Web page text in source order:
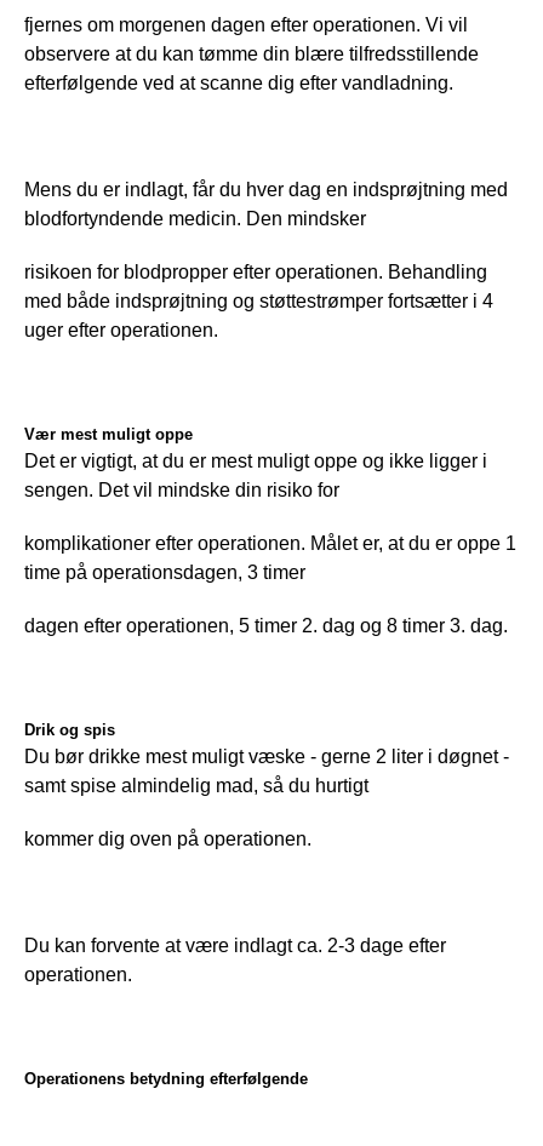
fjernes om morgenen dagen efter operationen. Vi vil
observere at du kan tømme din blære tilfredsstillende
efterfølgende ved at scanne dig efter vandladning.
Mens du er indlagt, får du hver dag en indsprøjtning med
blodfortyndende medicin. Den mindsker
risikoen for blodpropper efter operationen. Behandling
med både indsprøjtning og støttestrømper fortsætter i 4
uger efter operationen.
Vær mest muligt oppe
Det er vigtigt, at du er mest muligt oppe og ikke ligger i
sengen. Det vil mindske din risiko for
komplikationer efter operationen. Målet er, at du er oppe 1
time på operationsdagen, 3 timer
dagen efter operationen, 5 timer 2. dag og 8 timer 3. dag.
Drik og spis
Du bør drikke mest muligt væske - gerne 2 liter i døgnet -
samt spise almindelig mad, så du hurtigt
kommer dig oven på operationen.
Du kan forvente at være indlagt ca. 2-3 dage efter
operationen.
Operationens betydning efterfølgende